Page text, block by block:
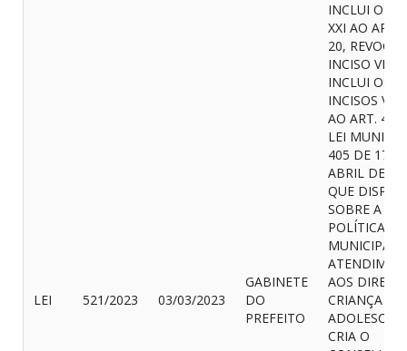
LEI 521/2023 03/03/2023
GABINETE
DO
PREFEITO
INCLUI O
XXI AO
20, REVOGA
INCISO VI E
INCLUI OS
INCISOS VIII,
AO ART. 41
LEI
405 DE 17
ABRIL DE
QUE DISPÕE
SOBRE A
POLÍTICA
MUNICIPAL
AOS
CRIANÇA E
CRIA O